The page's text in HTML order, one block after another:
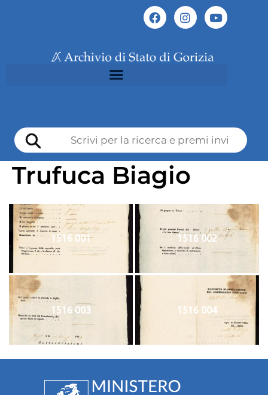
Trufuca Biagio
1516 001 1516 002
1516 003 1516 004